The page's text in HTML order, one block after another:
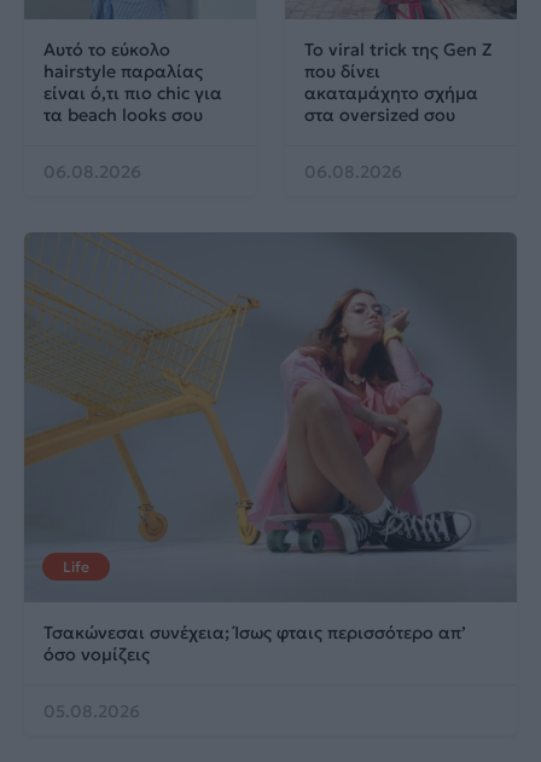
Αυτό το εύκολο
hairstyle παραλίας
είναι ό,τι πιο chic για
τα beach looks σου
06.08.2026
Το viral trick της Gen Z
που δίνει
ακαταμάχητο σχήμα
στα oversized σου
06.08.2026
Life
Τσακώνεσαι συνέχεια; Ίσως φταις περισσότερο απ’
όσο νομίζεις
05.08.2026